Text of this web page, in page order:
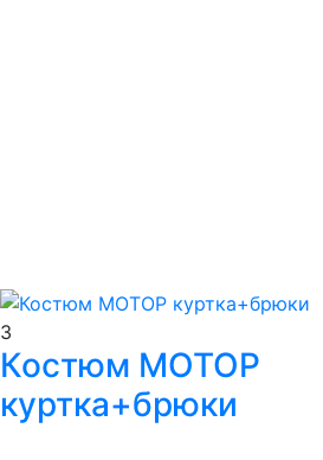
3
Костюм МОТОР
куртка+брюки